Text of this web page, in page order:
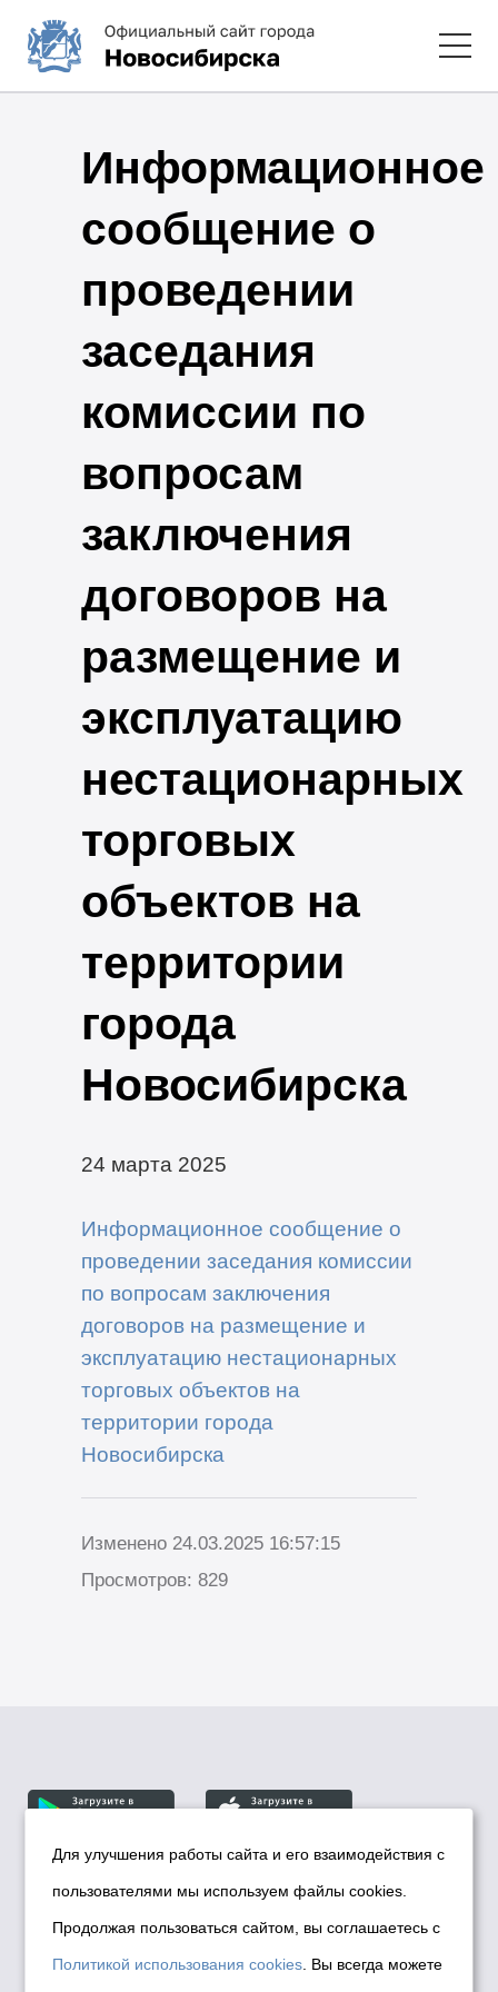
Информационное
сообщение о
проведении
заседания
комиссии по
вопросам
заключения
договоров на
размещение и
эксплуатацию
нестационарных
торговых
объектов на
территории
города
Новосибирска
24 марта 2025
Информационное сообщение о
проведении заседания комиссии
по вопросам заключения
договоров на размещение и
эксплуатацию нестационарных
торговых объектов на
территории города
Новосибирска
Изменено 24.03.2025 16:57:15
Просмотров: 829
© Департамент информационной политики мэрии
города Новосибирска, 2026
Политика использования Cookies
Для улучшения работы сайта и его взаимодействия с
пользователями мы используем файлы cookies.
Продолжая пользоваться сайтом, вы соглашаетесь с
Политикой использования cookies . Вы всегда можете